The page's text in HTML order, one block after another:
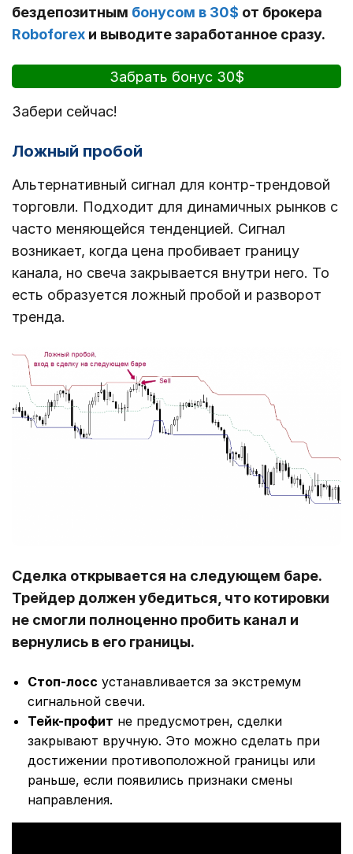
бездепозитным бонусом в 30$ от брокера
Roboforex и выводите заработанное сразу.
Забрать бонус 30$
Забери сейчас!
Ложный пробой
Альтернативный сигнал для контр-трендовой
торговли. Подходит для динамичных рынков с
часто меняющейся тенденцией. Сигнал
возникает, когда цена пробивает границу
канала, но свеча закрывается внутри него. То
есть образуется ложный пробой и разворот
тренда.
Сделка открывается на следующем баре.
Трейдер должен убедиться, что котировки
не смогли полноценно пробить канал и
вернулись в его границы.
Стоп-лосс устанавливается за экстремум
сигнальной свечи.
Тейк-профит не предусмотрен, сделки
закрывают вручную. Это можно сделать при
достижении противоположной границы или
раньше, если появились признаки смены
направления.